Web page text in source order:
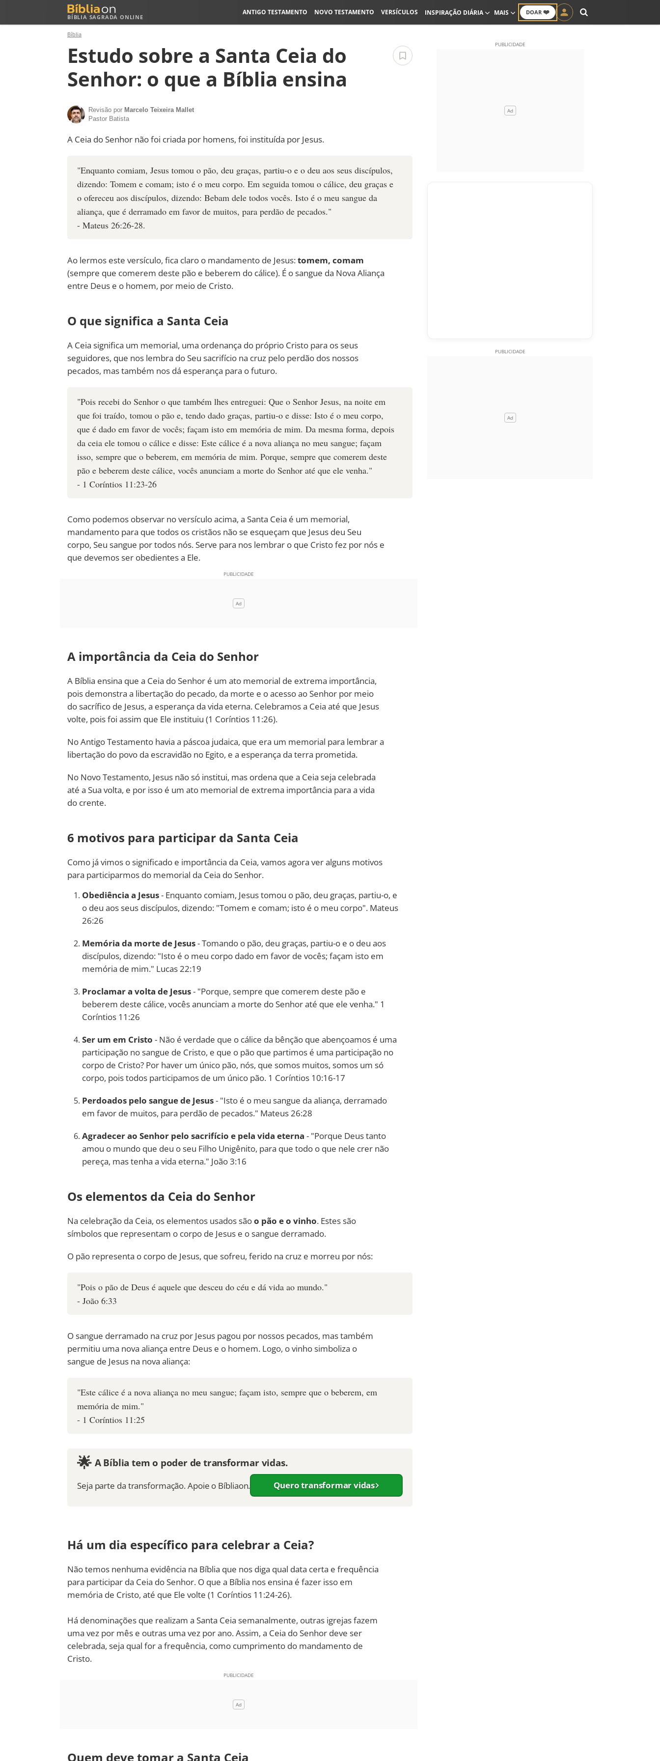
BÍBLIA SAGRADA ONLINE
DOAR ❤️
ANTIGO TESTAMENTO NOVO TESTAMENTO VERSÍCULOS INSPIRAÇÃO DIÁRIA MAIS
Bíblia
Estudo sobre a Santa Ceia do
Senhor: o que a Bíblia ensina
Revisão por Marcelo Teixeira Mallet
Pastor Batista
A Ceia do Senhor não foi criada por homens, foi instituída por Jesus.
"Enquanto comiam, Jesus tomou o pão, deu graças, partiu-o e o deu aos seus discípulos,
dizendo: Tomem e comam; isto é o meu corpo. Em seguida tomou o cálice, deu graças e
o ofereceu aos discípulos, dizendo: Bebam dele todos vocês. Isto é o meu sangue da
aliança, que é derramado em favor de muitos, para perdão de pecados."
- Mateus 26:26-28.
Ao lermos este versículo, fica claro o mandamento de Jesus:tomem, comam
(sempre que comerem deste pão e beberem do cálice). É o sangue da Nova Aliança
entre Deus e o homem, por meio de Cristo.
O que significa a Santa Ceia
A Ceia significa um memorial, uma ordenança do próprio Cristo para os seus
seguidores, que nos lembra do Seu sacrifício na cruz pelo perdão dos nossos
pecados, mas também nos dá esperança para o futuro.
"Pois recebi do Senhor o que também lhes entreguei: Que o Senhor Jesus, na noite em
que foi traído, tomou o pão e, tendo dado graças, partiu-o e disse: Isto é o meu corpo,
que é dado em favor de vocês; façam isto em memória de mim. Da mesma forma, depois
da ceia ele tomou o cálice e disse: Este cálice é a nova aliança no meu sangue; façam
isso, sempre que o beberem, em memória de mim. Porque, sempre que comerem deste
pão e beberem deste cálice, vocês anunciam a morte do Senhor até que ele venha."
- 1 Coríntios 11:23-26
Como podemos observar no versículo acima, a Santa Ceia é um memorial,
mandamento para que todos os cristãos não se esqueçam que Jesus deu Seu
corpo, Seu sangue por todos nós. Serve para nos lembrar o que Cristo fez por nós e
que devemos ser obedientes a Ele.
A importância da Ceia do Senhor
A Bíblia ensina que a Ceia do Senhor é um ato memorial de extrema importância,
pois demonstra a libertação do pecado, da morte e o acesso ao Senhor por meio
do sacrífico de Jesus, a esperança da vida eterna. Celebramos a Ceia até que Jesus
volte, pois foi assim que Ele instituiu (1 Coríntios 11:26).
No Antigo Testamento havia a páscoa judaica, que era um memorial para lembrar a
libertação do povo da escravidão no Egito, e a esperança da terra prometida.
No Novo Testamento, Jesus não só institui, mas ordena que a Ceia seja celebrada
até a Sua volta, e por isso é um ato memorial de extrema importância para a vida
do crente.
6 motivos para participar da Santa Ceia
Como já vimos o significado e importância da Ceia, vamos agora ver alguns motivos
para participarmos do memorial da Ceia do Senhor.
Obediência a Jesus- Enquanto comiam, Jesus tomou o pão, deu graças, partiu-o, e
o deu aos seus discípulos, dizendo: "Tomem e comam; isto é o meu corpo". Mateus
26:26
Memória da morte de Jesus- Tomando o pão, deu graças, partiu-o e o deu aos
discípulos, dizendo: "Isto é o meu corpo dado em favor de vocês; façam isto em
memória de mim." Lucas 22:19
Proclamar a volta de Jesus- "Porque, sempre que comerem deste pão e
beberem deste cálice, vocês anunciam a morte do Senhor até que ele venha." 1
Coríntios 11:26
Ser um em Cristo - Não é verdade que o cálice da bênção que abençoamos é uma
participação no sangue de Cristo, e que o pão que partimos é uma participação no
corpo de Cristo? Por haver um único pão, nós, que somos muitos, somos um só
corpo, pois todos participamos de um único pão. 1 Coríntios 10:16-17
Perdoados pelo sangue de Jesus- "Isto é o meu sangue da aliança, derramado
em favor de muitos, para perdão de pecados." Mateus 26:28
Agradecer ao Senhor pelo sacrifício e pela vida eterna - "Porque Deus tanto
amou o mundo que deu o seu Filho Unigênito, para que todo o que nele crer não
pereça, mas tenha a vida eterna." João 3:16
Os elementos da Ceia do Senhor
Na celebração da Ceia, os elementos usados sãoo pão e o vinho. Estes são
símbolos que representam o corpo de Jesus e o sangue derramado.
O pão representa o corpo de Jesus, que sofreu, ferido na cruz e morreu por nós:
"Pois o pão de Deus é aquele que desceu do céu e dá vida ao mundo."
- João 6:33
O sangue derramado na cruz por Jesus pagou por nossos pecados, mas também
permitiu uma nova aliança entre Deus e o homem. Logo, o vinho simboliza o
sangue de Jesus na nova aliança:
"Este cálice é a nova aliança no meu sangue; façam isto, sempre que o beberem, em
memória de mim."
- 1 Coríntios 11:25
🌟 A Bíblia tem o poder de transformar vidas.
Seja parte da transformação. Apoie o Bíbliaon. Quero transformar vidas
Há um dia específico para celebrar a Ceia?
Não temos nenhuma evidência na Bíblia que nos diga qual data certa e frequência
para participar da Ceia do Senhor. O que a Bíblia nos ensina é fazer isso em
memória de Cristo, até que Ele volte (1 Coríntios 11:24-26).
Há denominações que realizam a Santa Ceia semanalmente, outras igrejas fazem
uma vez por mês e outras uma vez por ano. Assim, a Ceia do Senhor deve ser
celebrada, seja qual for a frequência, como cumprimento do mandamento de
Cristo.
Quem deve tomar a Santa Ceia